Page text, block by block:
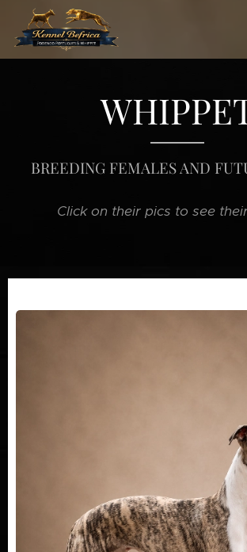
BREEDING FEMALES AND
⬇️Click on their pics to see